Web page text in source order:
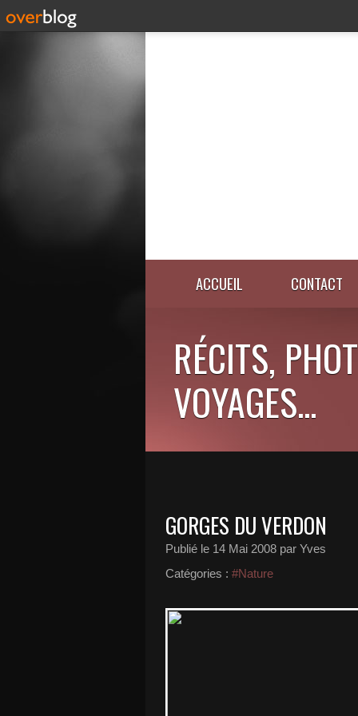
ACCUEIL CONTACT
RÉCITS,
VOYAGES...
GORGES DU VERDON
Publié le 14 Mai 2008 par Yves
Catégories : #Nature